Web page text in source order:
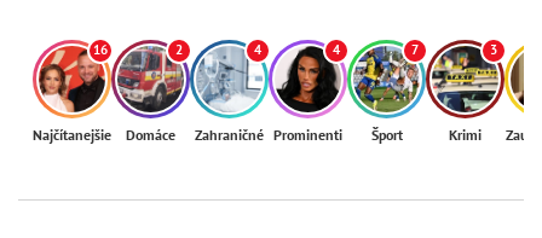
16
Najčítanejšie
2
Domáce
4
Zahraničné
4
Prominenti
7
Šport
3
Krimi